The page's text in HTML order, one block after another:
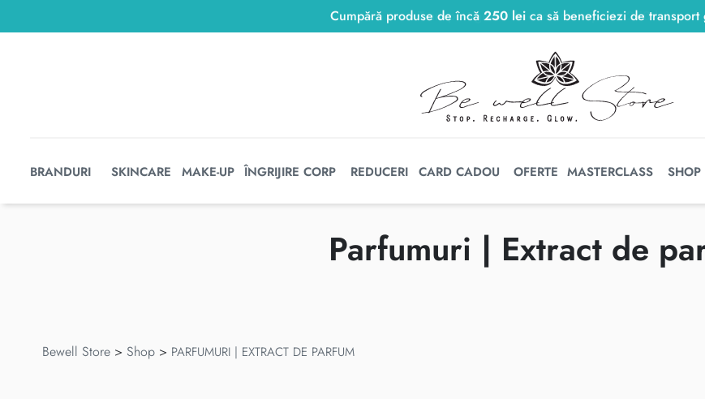
Transport gratuit la comenzile peste 250lei.
250 lei
BRANDURI SKINCARE MAKE-UP ÎNGRIJIRE CORP REDUCERI CARD CADOU OFERTE MASTERCLASS SHOP
Parfumuri | Extract de
Bewell Store > Shop > PARFUMURI | EXTRACT DE PARFUM